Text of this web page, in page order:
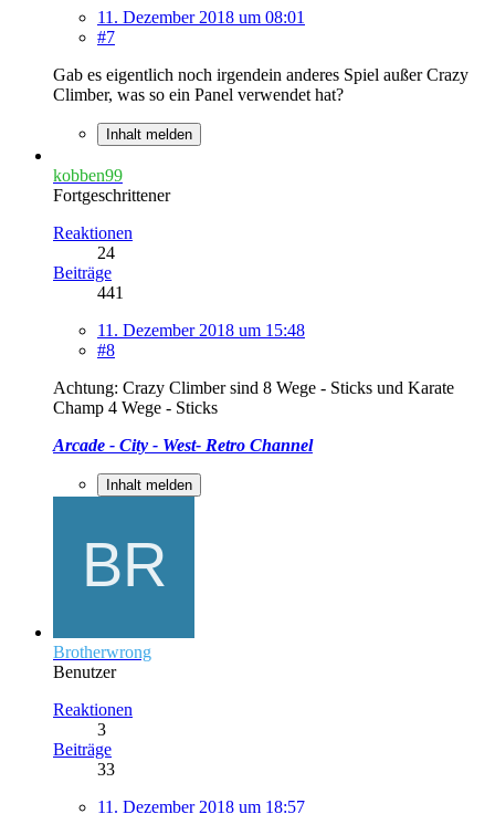
11. Dezember 2018 um 08:01
#7
Gab es eigentlich noch irgendein anderes Spiel außer Crazy
Climber, was so ein Panel verwendet hat?
Inhalt melden
kobben99
Fortgeschrittener
Reaktionen
24
Beiträge
441
11. Dezember 2018 um 15:48
#8
Achtung: Crazy Climber sind 8 Wege - Sticks und Karate
Champ 4 Wege - Sticks
Arcade - City - West- Retro Channel
Inhalt melden
Brotherwrong
Benutzer
Reaktionen
3
Beiträge
33
11. Dezember 2018 um 18:57